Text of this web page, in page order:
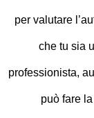
per valutare
che tu sia
professionista,
può fare